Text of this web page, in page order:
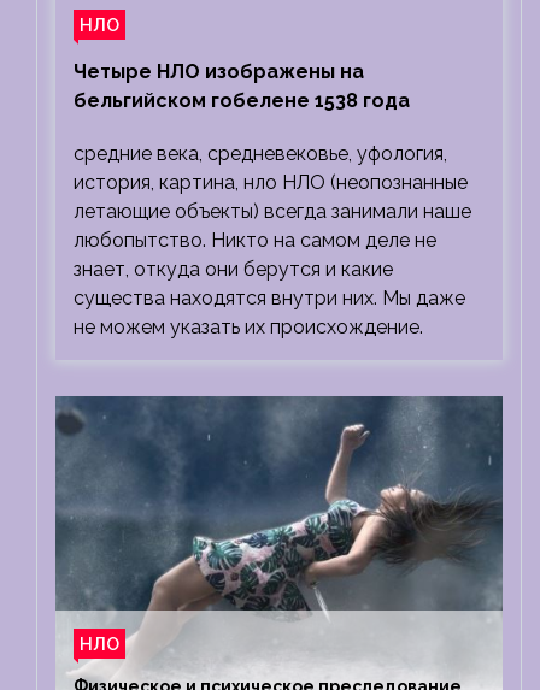
НЛО
Четыре НЛО изображены на
бельгийском гобелене 1538 года
средние века, средневековье, уфология,
история, картина, нло НЛО (неопознанные
летающие объекты) всегда занимали наше
любопытство. Никто на самом деле не
знает, откуда они берутся и какие
существа находятся внутри них. Мы даже
не можем указать их происхождение.
НЛО